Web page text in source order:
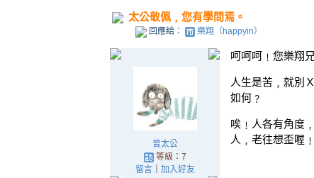
太公敬佩﹐您有學問焉。
回應給： 樂翔（happyin）
曾太公
等級：7
留言｜ 加入好友
呵呵呵﹗您樂翔
人生是苦﹐就別
如何﹖
唉﹗人各有角度
人﹐老往想歪喔